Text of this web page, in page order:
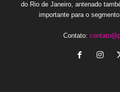
do Rio de Janeiro, antenado
importante para o
Contato: